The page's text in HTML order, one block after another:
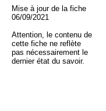
Mise à jour de la fiche
06/09/2021
Attention, le contenu de
cette fiche ne reflète
pas nécessairement le
dernier état du savoir.